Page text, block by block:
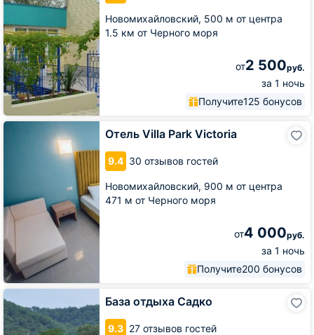
Новомихайловский, 500 м от центра
1.5 км от Черного моря
от2 500руб.
за 1 ночь
Получите125 бонусов
Отель Villa Park Victoria
9.4 30 отзывов гостей
Новомихайловский, 900 м от центра
471 м от Черного моря
от4 000руб.
за 1 ночь
Получите200 бонусов
Отель
База отдыха Садко
9.3 27 отзывов гостей
База
отдыха
Садко